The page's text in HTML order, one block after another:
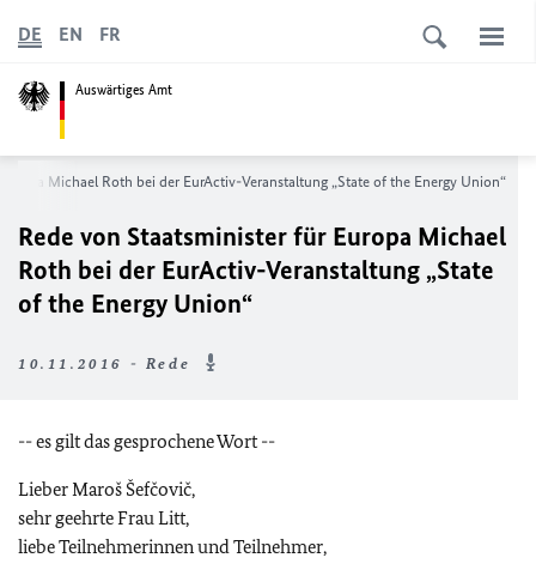
Auswärtiges Amt
DE EN FR
Michael Roth bei der EurActiv-Veranstaltung „State of the Energy Union“
Rede von Staatsminister für Europa Michael
Roth bei der EurActiv-Veranstaltung „State
of the Energy Union“
10.11.2016 - Rede
-- es gilt das gesprochene Wort --
Lieber Maroš Šefčovič,
sehr geehrte Frau Litt,
liebe Teilnehmerinnen und Teilnehmer,